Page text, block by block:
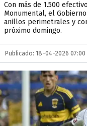
Con más de 1.500
Monumental, el
anillos perimetrales y
próximo domingo.
Publicado: 18-04-2026 07:00